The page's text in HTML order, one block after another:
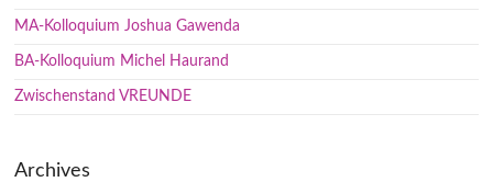
MA-Kolloquium Joshua Gawenda
BA-Kolloquium Michel Haurand
Zwischenstand VREUNDE
Archives